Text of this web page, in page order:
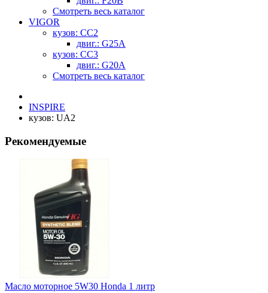
Смотреть весь каталог
VIGOR
кузов: CC2
двиг.: G25A
кузов: CC3
двиг.: G20A
Смотреть весь каталог
INSPIRE
кузов: UA2
Рекомендуемые
Масло моторное 5W30 Honda 1 литр